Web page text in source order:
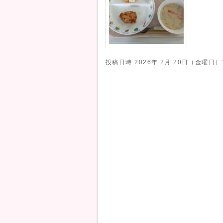
投稿日時 2026年 2月 20日（金曜日